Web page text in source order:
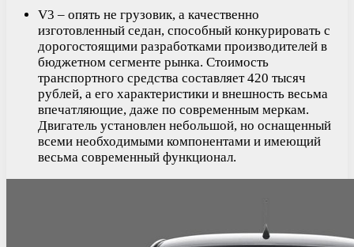
V3 – опять не грузовик, а качественно
изготовленный седан, способный конкурировать с
дорогостоящими разработками производителей в
бюджетном сегменте рынка. Стоимость
транспортного средства составляет 420 тысяч
рублей, а его характеристики и внешность весьма
впечатляющие, даже по современным меркам.
Двигатель установлен небольшой, но оснащенный
всеми необходимыми компонентами и имеющий
весьма современный функционал.